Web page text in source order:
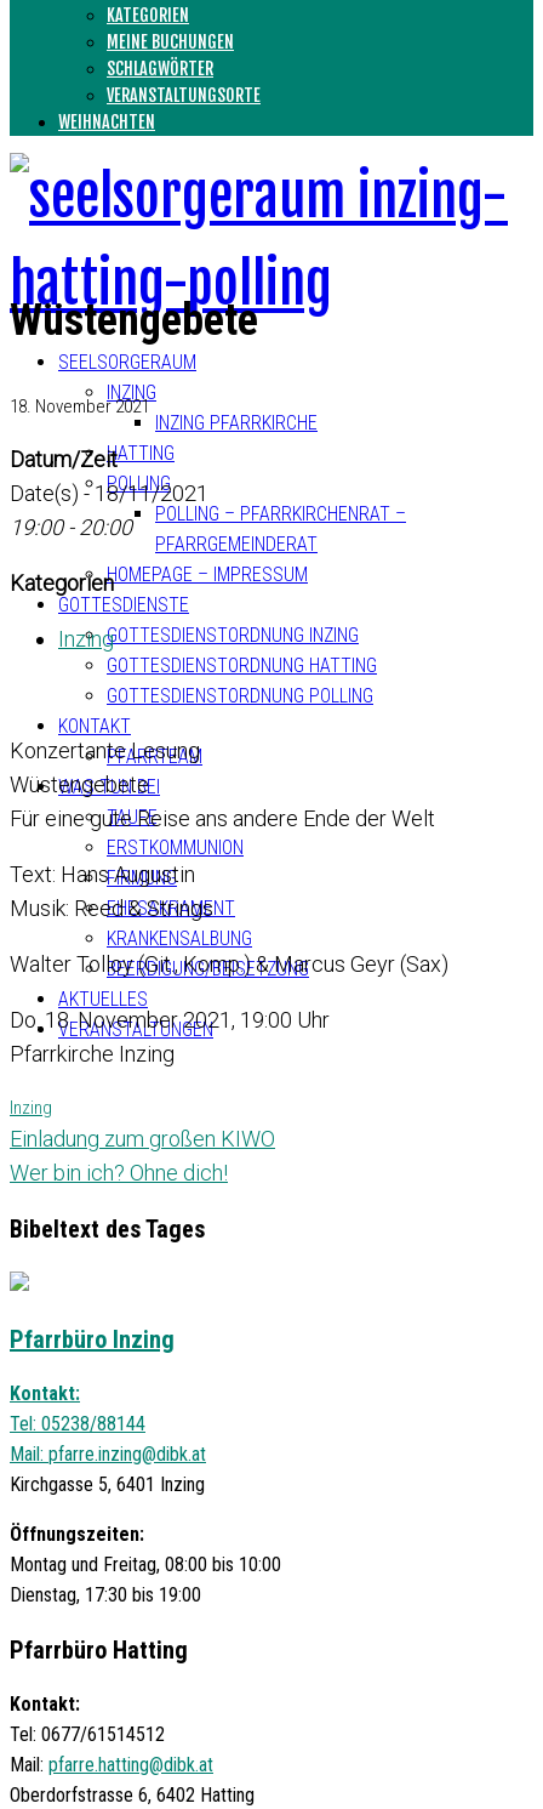
KATEGORIEN
MEINE BUCHUNGEN
SCHLAGWÖRTER
VERANSTALTUNGSORTE
WEIHNACHTEN
SEELSORGERAUM
INZING
INZING PFARRKIRCHE
HATTING
POLLING
POLLING – PFARRKIRCHENRAT –
PFARRGEMEINDERAT
HOMEPAGE – IMPRESSUM
GOTTESDIENSTE
GOTTESDIENSTORDNUNG INZING
GOTTESDIENSTORDNUNG HATTING
GOTTESDIENSTORDNUNG POLLING
KONTAKT
PFARRTEAM
WAS TUN BEI
TAUFE
ERSTKOMMUNION
FIRMUNG
EHESAKRAMENT
KRANKENSALBUNG
BEERDIGUNG/BEISETZUNG
AKTUELLES
VERANSTALTUNGEN
Wüstengebete
18. November 2021
Datum/Zeit
Date(s) - 18/11/2021
19:00 - 20:00
Kategorien
Inzing
Konzertante Lesung
Wüstengebete
Für eine gute Reise ans andere Ende der Welt
Text: Hans Augustin
Musik: Reed & Strings
Walter Tolloy (Git., Komp.) & Marcus Geyr (Sax)
Do. 18. November 2021, 19:00 Uhr
Pfarrkirche Inzing
Inzing
Einladung zum großen KIWO
Wer bin ich? Ohne dich!
Bibeltext des Tages
Pfarrbüro Inzing
Kontakt:
Tel: 05238/88144
Mail: pfarre.inzing@dibk.at
Kirchgasse 5, 6401 Inzing
Öffnungszeiten:
Montag und Freitag, 08:00 bis 10:00
Dienstag, 17:30 bis 19:00
Pfarrbüro Hatting
Kontakt:
Tel: 0677/61514512
Mail: pfarre.hatting@dibk.at
Oberdorfstrasse 6, 6402 Hatting